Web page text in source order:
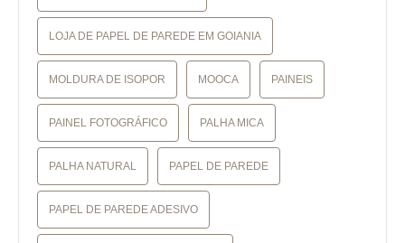
LOJA DE PAPEL DE PAREDE EM GOIANIA
MOLDURA DE ISOPOR MOOCA PAINEIS
PAINEL FOTOGRÁFICO PALHA MICA
PALHA NATURAL PAPEL DE PAREDE
PAPEL DE PAREDE ADESIVO